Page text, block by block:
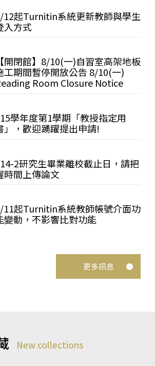
12起Turnitin系統更新教師與學生
入方式
【開閉館】8/10(一)自習室高架地板
工期間暫停開放公告 8/10(一)
Room Closure Notice
學年度第1學期「教授指定用
」，歡迎踴躍提出申請!
2研究生畢業離校截止日，請把
時間上傳論文
11起Turnitin系統教師帳號介面功
變動，不影響比對功能
更多訊息
New collections